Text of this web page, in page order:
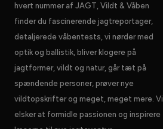
hvert nummer af JAGT, Vildt & Våben
finder du fascinerende jagtreportager,
detaljerede våbentests, vi nørder med
optik og ballistik, bliver klogere på
jagtformer, vildt og natur, går tæt på
spændende personer, prøver nye
vildtopskrifter og meget, meget mere. Vi
elsker at formidle passionen og inspirere